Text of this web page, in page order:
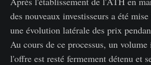
des nouveaux investisseurs a été
une évolution latérale des prix
Au cours de ce processus, un
l'offre est resté fermement détenu et